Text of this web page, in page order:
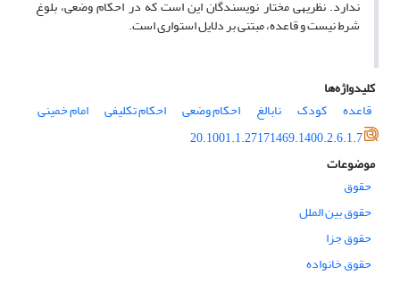
ندارد. نظریه­ی مختار نویسندگان این است که در احکام وضعی، بلوغ
شرط نیست و قاعده، مبتنی بر دلایل استواری است.
کلیدواژه‌ها
قاعده
کودک نابالغ احکام وضعی احکام تکلیفی
امام خمینی
20.1001.1.27171469.1400.2.6.1.7
موضوعات
حقوق
حقوق بین الملل
حقوق جزا
حقوق خانواده